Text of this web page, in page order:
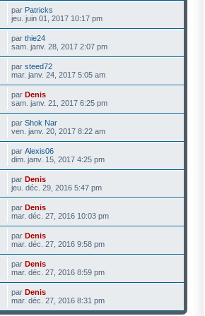
par Patricks
jeu. juin 01, 2017 10:17 pm
par thie24
sam. janv. 28, 2017 2:07 pm
par steed72
mar. janv. 24, 2017 5:05 am
par Denis
sam. janv. 21, 2017 6:25 pm
par Shok Nar
ven. janv. 20, 2017 8:22 am
par Alexis06
dim. janv. 15, 2017 4:25 pm
par Denis
jeu. déc. 29, 2016 5:47 pm
par Denis
mar. déc. 27, 2016 10:03 pm
par Denis
mar. déc. 27, 2016 9:58 pm
par Denis
mar. déc. 27, 2016 8:59 pm
par Denis
mar. déc. 27, 2016 8:31 pm